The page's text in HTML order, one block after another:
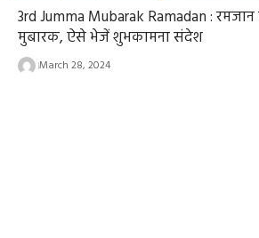
3rd Jumma Mubarak Ramadan :
मुबारक, ऐसे भेजें शुभकामना संदेश
March 28, 2024